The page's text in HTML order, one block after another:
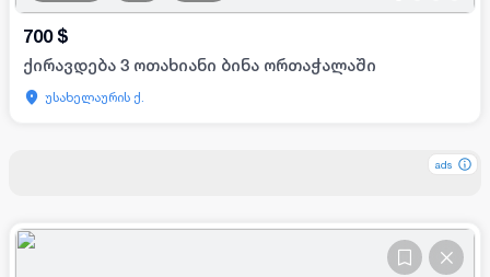
700 $
ქირავდება 3 ოთახიანი ბინა ორთაჭალაში
უსახელაურის ქ.
ads
ads
ads